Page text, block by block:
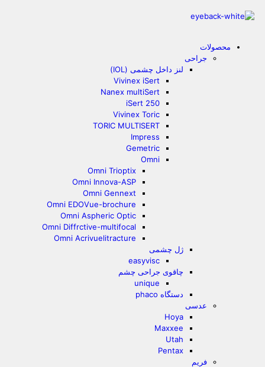
محصولات
جراحی
لنز داخل چشمی (IOL)
Vivinex iSert
Nanex multiSert
iSert 250
Vivinex Toric
TORIC MULTISERT
Impress
Gemetric
Omni
Omni Trioptix
Omni Innova-ASP
Omni Gennext
Omni EDOVue-brochure
Omni Aspheric Optic
Omni Diffrctive-multifocal
Omni Acrivuelitracture
ژل چشمی
easyvisc
چاقوی جراحی چشم
unique
دستگاه phaco
عدسی
Hoya
Maxxee
Utah
Pentax
فریم